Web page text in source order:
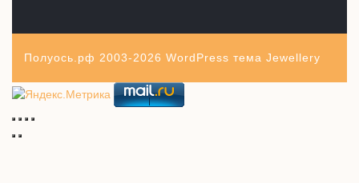
Полуось.рф 2003-2026 WordPress тема Jewellery